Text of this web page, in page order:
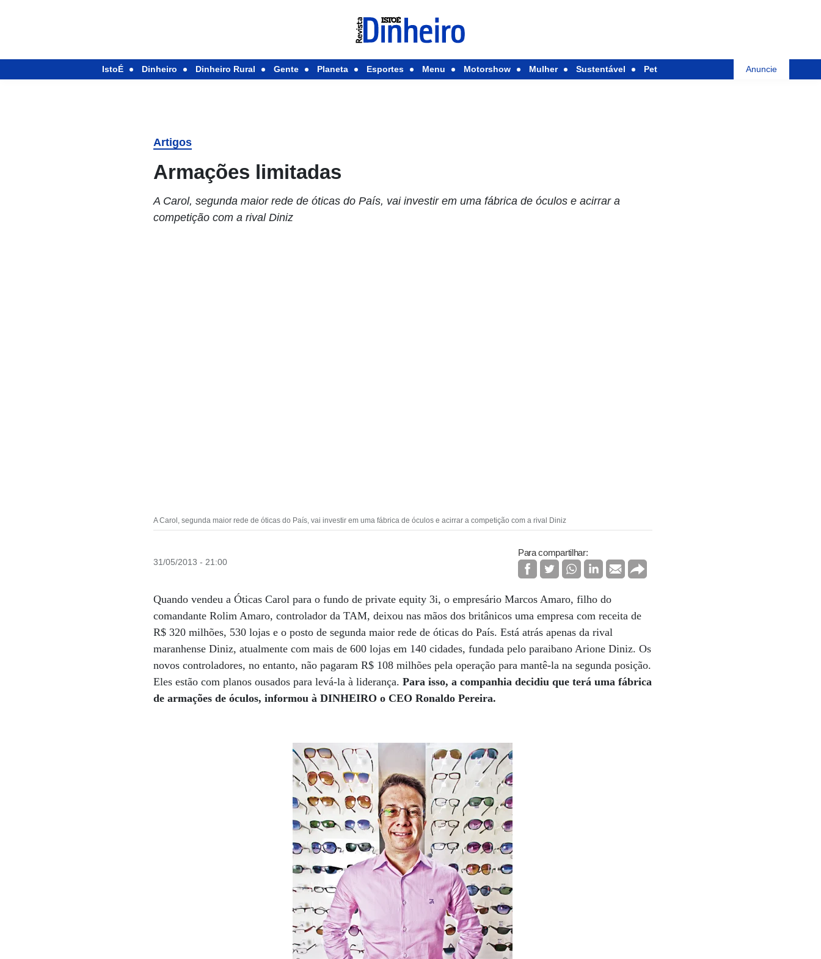
IstoÉ Dinheiro Dinheiro Rural Gente Planeta Esportes Menu Motorshow Mulher Sustentável Pet Anuncie
Artigos
Armações limitadas
A Carol, segunda maior rede de óticas do País, vai investir em uma fábrica de óculos e acirrar a
competição com a rival Diniz
A Carol, segunda maior rede de óticas do País, vai investir em uma fábrica de óculos e acirrar a competição com a rival Diniz
31/05/2013 - 21:00
Para compartilhar:
Quando vendeu a Óticas Carol para o fundo de private equity 3i, o empresário Marcos Amaro, filho do
comandante Rolim Amaro, controlador da TAM, deixou nas mãos dos britânicos uma empresa com receita de
R$ 320 milhões, 530 lojas e o posto de segunda maior rede de óticas do País. Está atrás apenas da rival
maranhense Diniz, atualmente com mais de 600 lojas em 140 cidades, fundada pelo paraibano Arione Diniz. Os
novos controladores, no entanto, não pagaram R$ 108 milhões pela operação para mantê-la na segunda posição.
Eles estão com planos ousados para levá-la à liderança.Para isso, a companhia decidiu que terá uma fábrica
de armações de óculos, informou à DINHEIRO o CEO Ronaldo Pereira.